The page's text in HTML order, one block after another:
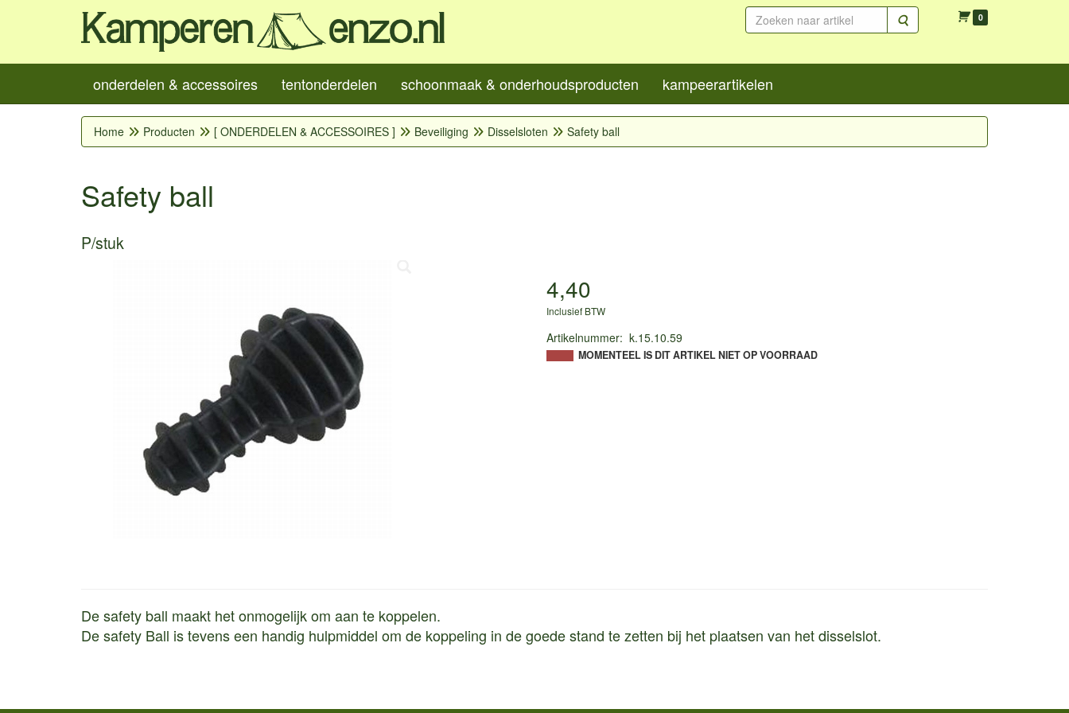
Zoeken 0
onderdelen & accessoires tentonderdelen schoonmaak & onderhoudsproducten kampeerartikelen
Home Producten [ ONDERDELEN & ACCESSOIRES ] Beveiliging Disselsloten Safety ball
Safety ball
P/stuk
4,40
Inclusief BTW
Artikelnummer: k.15.10.59
MOMENTEEL IS DIT ARTIKEL NIET OP VOORRAAD
De safety ball maakt het onmogelijk om aan te koppelen.
De safety Ball is tevens een handig hulpmiddel om de koppeling in de goede stand te zetten bij het plaatsen van het disselslot.